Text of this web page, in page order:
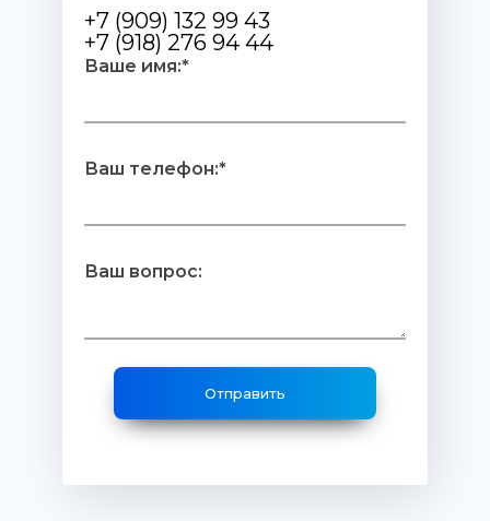
+7 (909) 132 99 43
+7 (918) 276 94 44
Ваше имя:*
Ваш телефон:*
Ваш вопрос: